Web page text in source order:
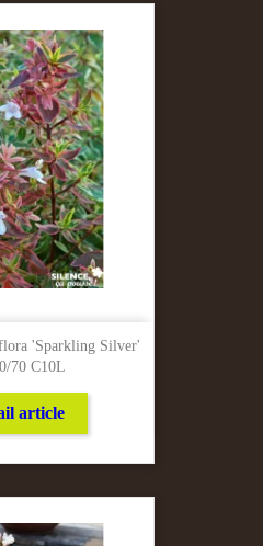
'Sparkling Silver'
70 C10L
article